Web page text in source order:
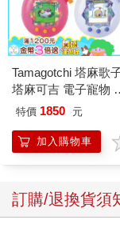
Tamagotchi 塔麻歌
塔麻可吉 電子寵物
園系列（熱帶橙果／
特價 1850 元
加入購物車
訂購/退換貨須